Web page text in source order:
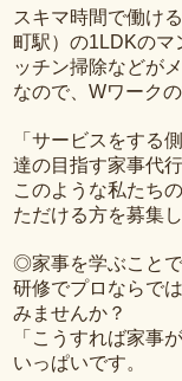
スキマ時間で働け
町駅）の1LDKのマ
ッチン掃除などが
なので、Wワーク
「サービスをする
達の目指す家事代
このような私たち
ただける方を募集
◎家事を学ぶこと
研修でプロならで
みませんか？
「こうすれば家事
いっぱいです。